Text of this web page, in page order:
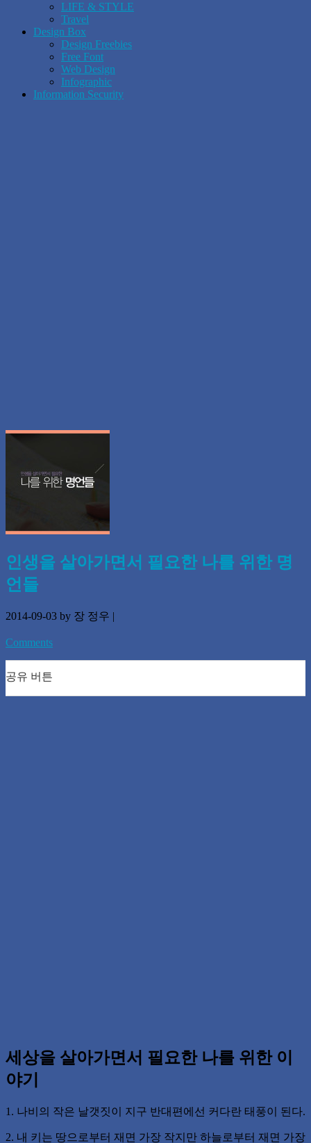
LIFE & STYLE
Travel
Design Box
Design Freebies
Free Font
Web Design
Infographic
Information Security
인생을 살아가면서 필요한 나를 위한 명
언들
2014-09-03 by 장 정우 |
Comments
공유 버튼
세상을 살아가면서 필요한 나를 위한 이
야기
1. 나비의 작은 날갯짓이 지구 반대편에선 커다란 태풍이 된다.
2. 내 키는 땅으로부터 재면 가장 작지만 하늘로부터 재면 가장